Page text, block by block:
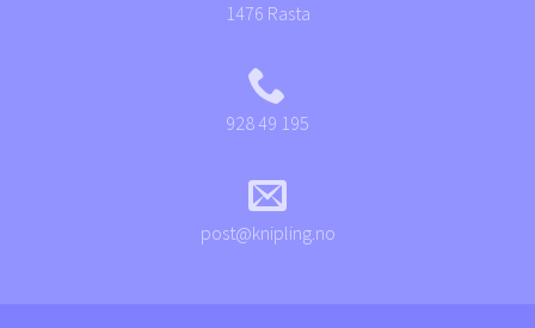
1476 Rasta
928 49 195
post@knipling.no